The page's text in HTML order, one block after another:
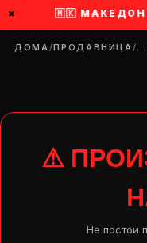
× 🇲🇰
ДОМА/ПРОДАВНИЦА/…
⚠
Не постои